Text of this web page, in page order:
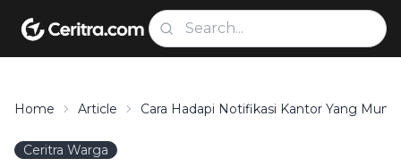
Home Article Cara Hadapi Notifikasi Kantor Yang
Ceritra Warga